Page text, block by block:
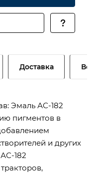
Доставка
Эмаль АС-182
пигментов в
и других
182